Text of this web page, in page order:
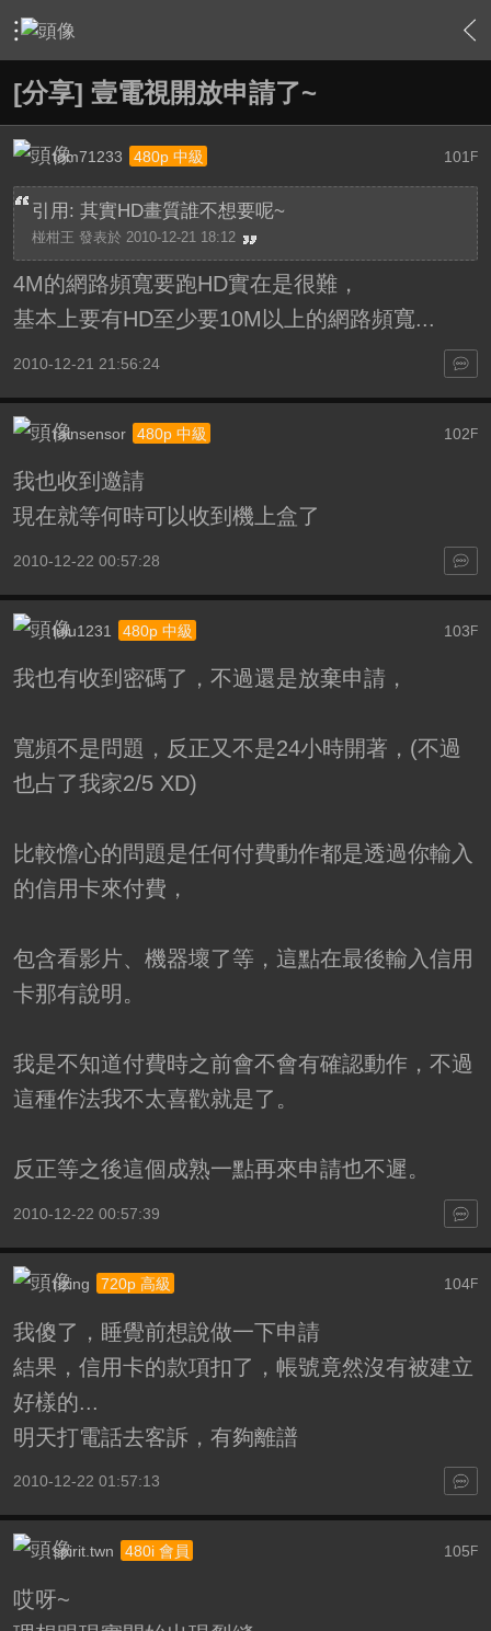
› 綜合討論區 › 台灣UHD TV發展討論區 › 內容
[分享] 壹電視開放申請了~
101 F
tom71233 480p 中級
引用: 其實HD畫質誰不想要呢~
椪柑王 發表於 2010-12-21 18:12
4M的網路頻寬要跑HD實在是很難，
基本上要有HD至少要10M以上的網路頻寬...
2010-12-21 21:56:24
102F
rainsensor 480p 中級
我也收到邀請
現在就等何時可以收到機上盒了
2010-12-22 00:57:28
103F
lulu1231 480p 中級
我也有收到密碼了，不過還是放棄申請，
寬頻不是問題，反正又不是24小時開著，(不過
也占了我家2/5 XD)
比較憺心的問題是任何付費動作都是透過你輸入
的信用卡來付費，
包含看影片、機器壞了等，這點在最後輸入信用
卡那有說明。
我是不知道付費時之前會不會有確認動作，不過
這種作法我不太喜歡就是了。
反正等之後這個成熟一點再來申請也不遲。
2010-12-22 00:57:39
104F
rizing 720p 高級
我傻了，睡覺前想說做一下申請
結果，信用卡的款項扣了，帳號竟然沒有被建立
好樣的...
明天打電話去客訴，有夠離譜
2010-12-22 01:57:13
105 F
spirit.twn 480i 會員
哎呀~